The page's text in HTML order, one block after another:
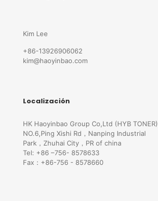
Kim Lee
+86-13926906062
kim@haoyinbao.com
Localización
HK Haoyinbao Group Co,Ltd (HYB TONER)
NO.6,Ping Xishi Rd，Nanping Industrial
Park，Zhuhai City，PR of china
Tel: +86 –756- 8578633
Fax：+86-756 - 8578660